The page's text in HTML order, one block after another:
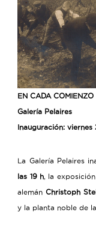
EN CADA
Galería Pelaires
Inauguración:
La Galería Pelaires
las 19 h , la exposición
alemánChristoph
y la planta noble de